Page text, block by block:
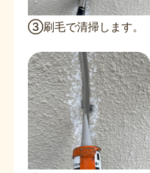
③刷毛で清掃します。